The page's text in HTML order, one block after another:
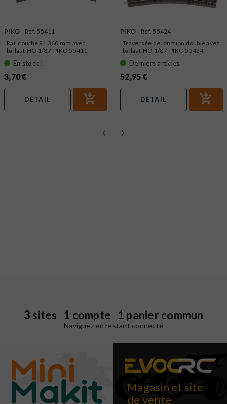
PIKO
Ref. 55411
Rail courbe R1 360 mm avec
ballast-HO 1/87-PIKO 55411
En stock !
3,70 €
DÉTAIL
PIKO
Ref. 55424
Traversée de jonction double avec
ballast-HO 1/87-PIKO 55424
Derniers articles
52,95 €
DÉTAIL
‹ ›
3 sites 1 compte 1 panier commun
Naviguez en restant connecté
Magasin et site
de vente